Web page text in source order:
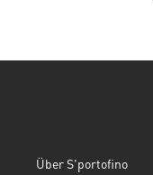
Über S'portofino